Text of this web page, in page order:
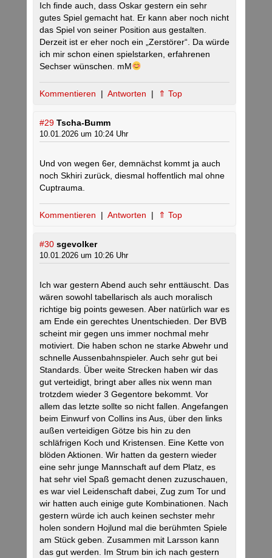
Ich finde auch, dass Oskar gestern ein sehr
gutes Spiel gemacht hat. Er kann aber noch nicht
das Spiel von seiner Position aus gestalten.
Derzeit ist er eher noch ein „Zerstörer“. Da würde
ich mir schon einen spielstarken, erfahrenen
Sechser wünschen. mM
Kommentieren | Antworten | ⇑ Top
#29 Tscha-Bumm
10.01.2026 um 10:24 Uhr
Und von wegen 6er, demnächst kommt ja auch
noch Skhiri zurück, diesmal hoffentlich mal ohne
Cuptrauma.
Kommentieren | Antworten | ⇑ Top
#30 sgevolker
10.01.2026 um 10:26 Uhr
Ich war gestern Abend auch sehr enttäuscht. Das
wären sowohl tabellarisch als auch moralisch
richtige big points gewesen. Aber natürlich war es
am Ende ein gerechtes Unentschieden. Der BVB
scheint mir gegen uns immer nochmal mehr
motiviert. Die haben schon ne starke Abwehr und
schnelle Aussenbahnspieler. Auch sehr gut bei
Standards. Über weite Strecken haben wir das
gut verteidigt, bringt aber alles nix wenn man
trotzdem wieder 3 Gegentore bekommt. Vor
allem das letzte sollte so nicht fallen. Angefangen
beim Einwurf von Collins ins Aus, über den links
außen verteidigen Götze bis hin zu den
schläfrigen Koch und Kristensen. Eine Kette von
blöden Aktionen. Wir hatten da gestern wieder
eine sehr junge Mannschaft auf dem Platz, es
hat sehr viel Spaß gemacht denen zuzuschauen,
es war viel Leidenschaft dabei, Zug zum Tor und
wir hatten auch einige gute Kombinationen. Nach
gestern würde ich auch keinen sechster mehr
holen sondern Hojlund mal die berühmten Spiele
am Stück geben. Zusammen mit Larsson kann
das gut werden. Im Strum bin ich nach gestern